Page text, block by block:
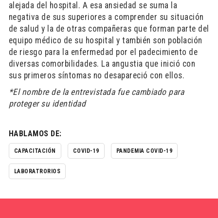
alejada del hospital. A esa ansiedad se suma la
negativa de sus superiores a comprender su situación
de salud y la de otras compañeras que forman parte del
equipo médico de su hospital y también son población
de riesgo para la enfermedad por el padecimiento de
diversas comorbilidades. La angustia que inició con
sus primeros síntomas no desapareció con ellos.
*El nombre de la entrevistada fue cambiado para
proteger su identidad
HABLAMOS DE:
CAPACITACIÓN COVID-19 PANDEMIA COVID-19
LABORATRORIOS